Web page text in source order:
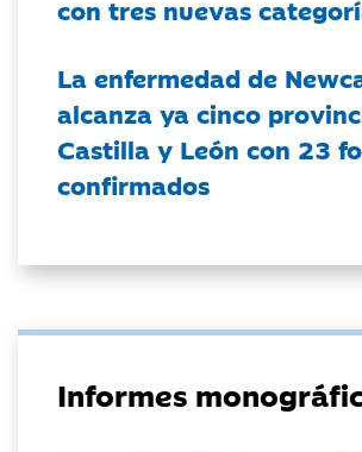
con tres nuevas
La enfermedad de
alcanza ya cinco
Castilla y León con 23
confirmados
Informes